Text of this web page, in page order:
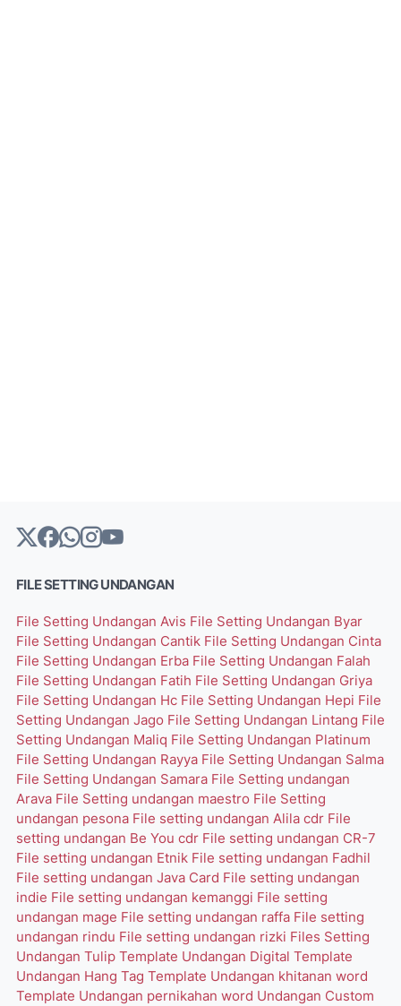
FILE SETTING UNDANGAN
File Setting Undangan Avis File Setting Undangan Byar
File Setting Undangan Cantik File Setting Undangan Cinta
File Setting Undangan Erba File Setting Undangan Falah
File Setting Undangan Fatih File Setting Undangan Griya
File Setting Undangan Hc File Setting Undangan Hepi File
Setting Undangan Jago File Setting Undangan Lintang File
Setting Undangan Maliq File Setting Undangan Platinum
File Setting Undangan Rayya File Setting Undangan Salma
File Setting Undangan Samara File Setting undangan
Arava File Setting undangan maestro File Setting
undangan pesona File setting undangan Alila cdr File
setting undangan Be You cdr File setting undangan CR-7
File setting undangan Etnik File setting undangan Fadhil
File setting undangan Java Card File setting undangan
indie File setting undangan kemanggi File setting
undangan mage File setting undangan raffa File setting
undangan rindu File setting undangan rizki Files Setting
Undangan Tulip Template Undangan Digital Template
Undangan Hang Tag Template Undangan khitanan word
Template Undangan pernikahan word Undangan Custom